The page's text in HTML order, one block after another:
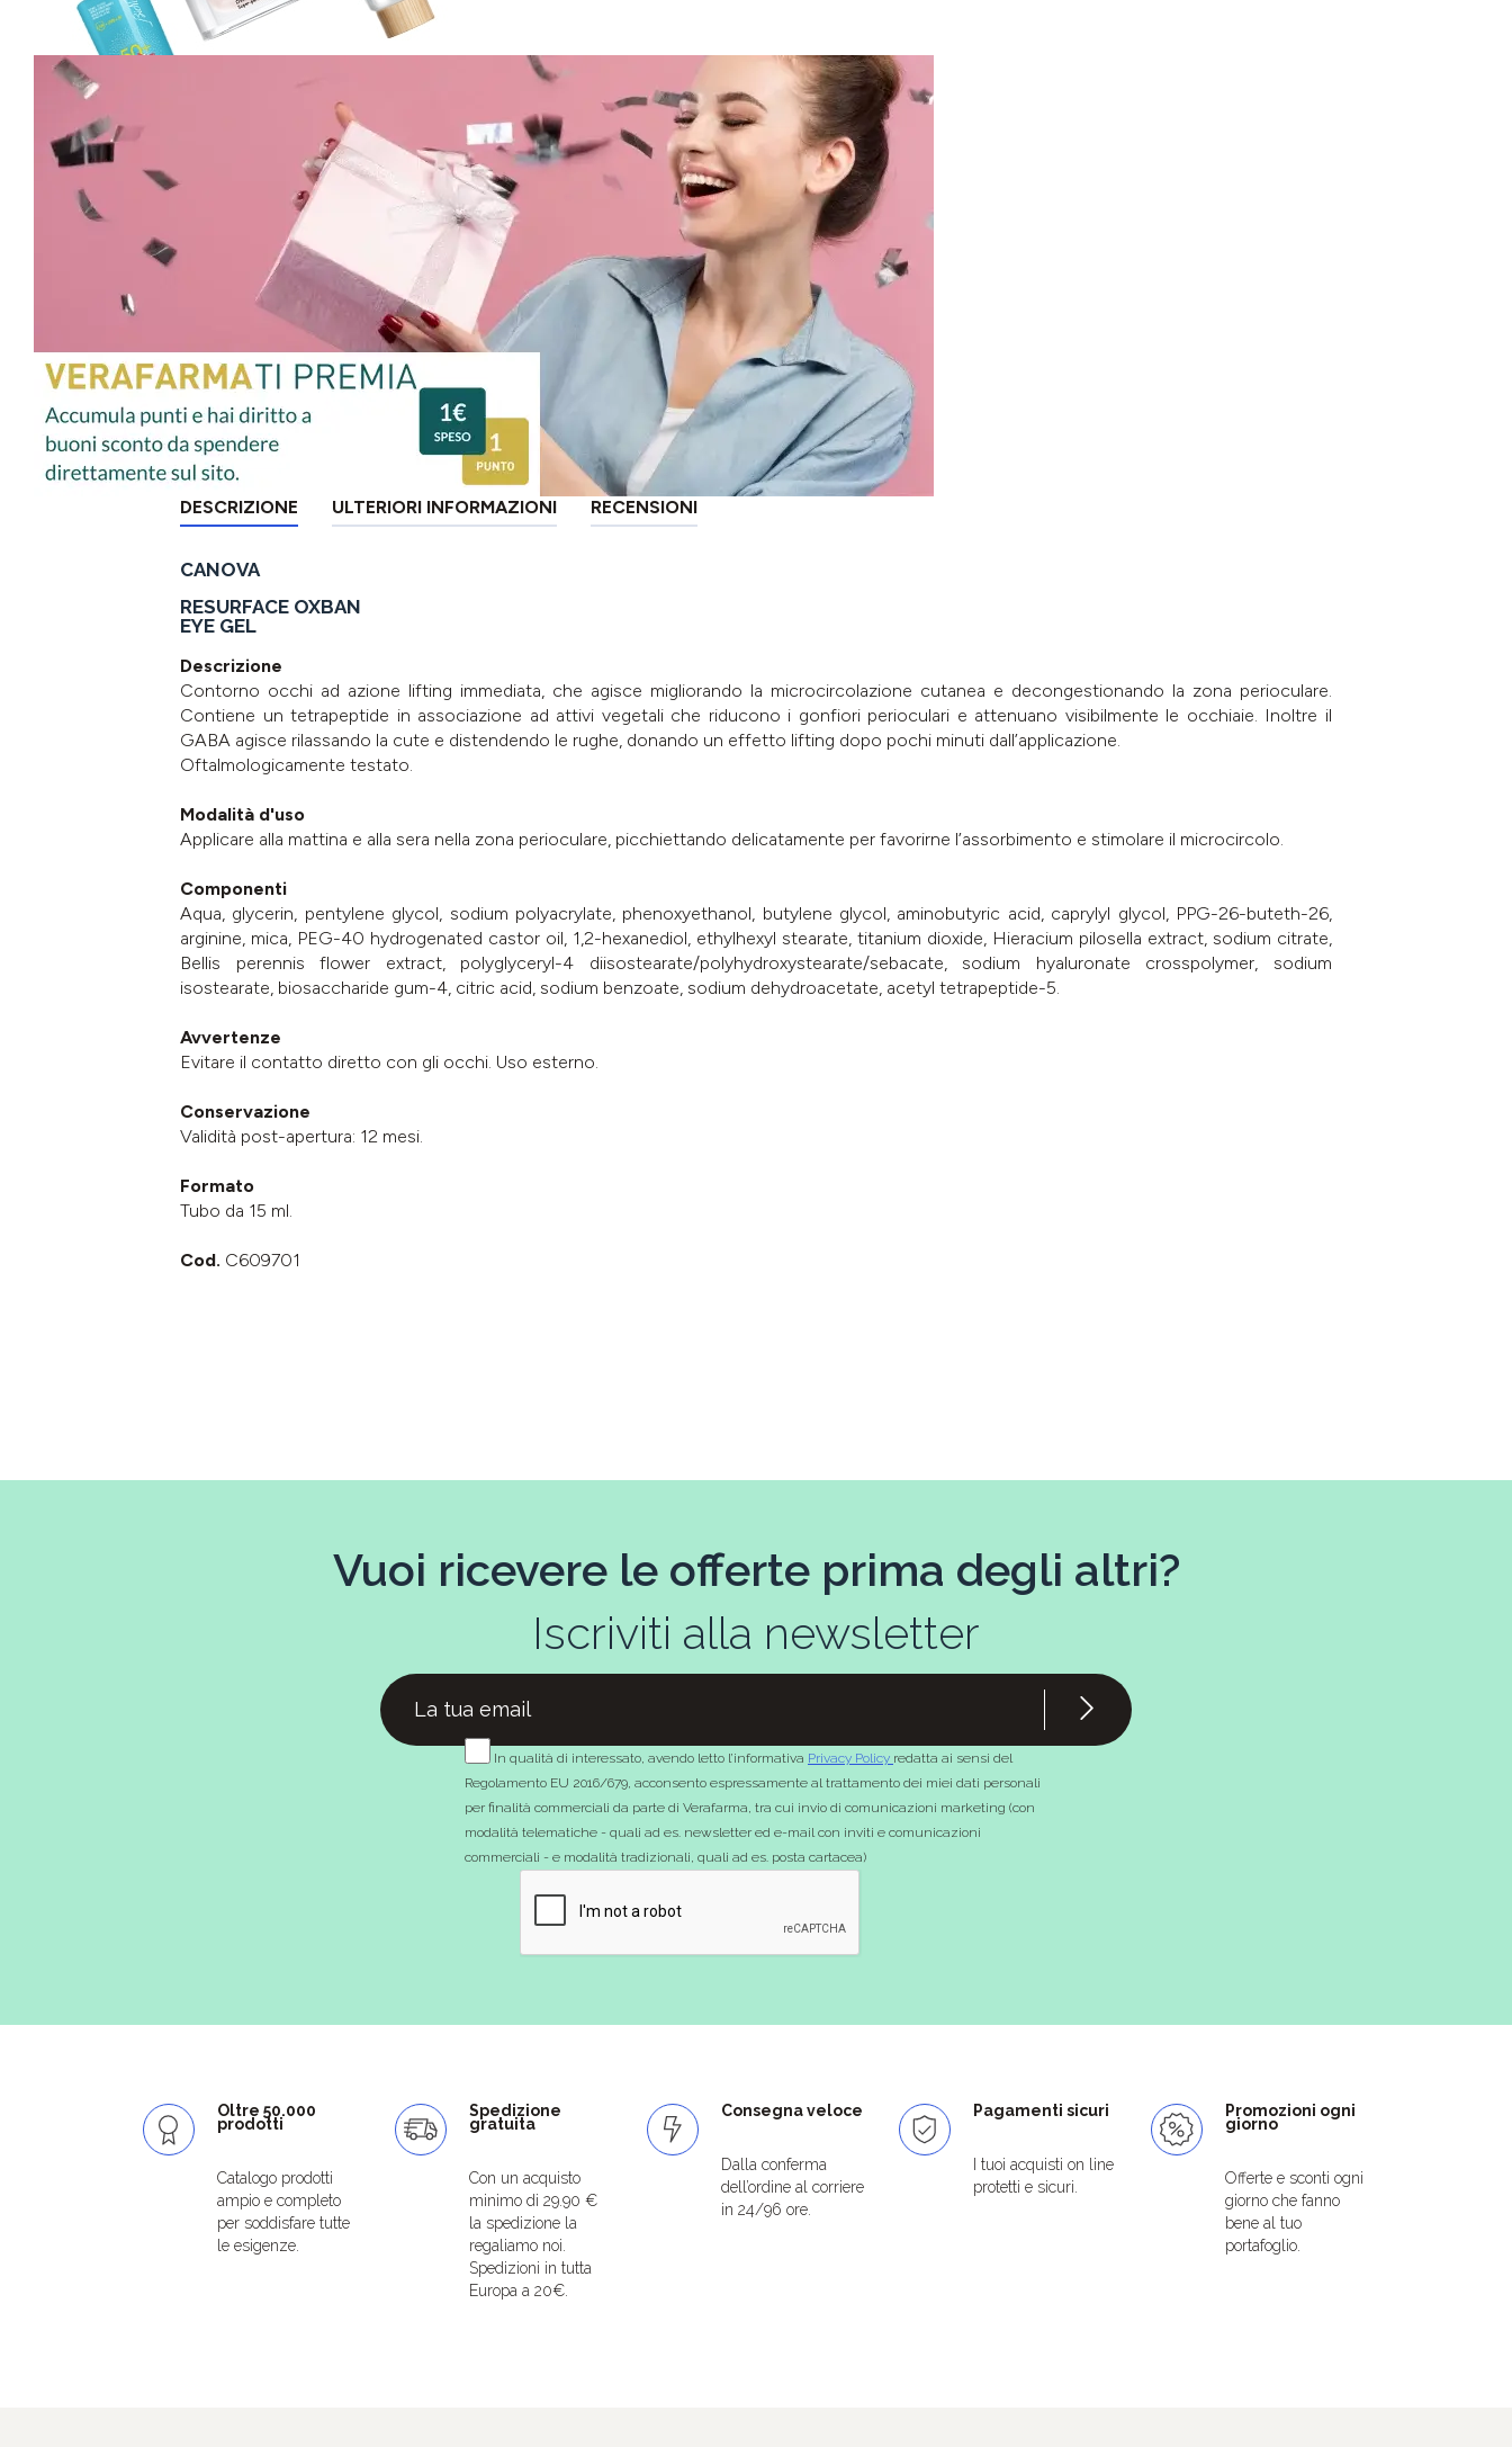
DESCRIZIONE ULTERIORI INFORMAZIONI RECENSIONI
CANOVA
RESURFACE OXBAN
EYE GEL
Descrizione
Contorno occhi ad azione lifting immediata, che agisce migliorando la microcircolazione cutanea e decongestionando la zona perioculare.
Contiene un tetrapeptide in associazione ad attivi vegetali che riducono i gonfiori perioculari e attenuano visibilmente le occhiaie. Inoltre il
GABA agisce rilassando la cute e distendendo le rughe, donando un effetto lifting dopo pochi minuti dall’applicazione.
Oftalmologicamente testato.
Modalità d'uso
Applicare alla mattina e alla sera nella zona perioculare, picchiettando delicatamente per favorirne l’assorbimento e stimolare il microcircolo.
Componenti
Aqua, glycerin, pentylene glycol, sodium polyacrylate, phenoxyethanol, butylene glycol, aminobutyric acid, caprylyl glycol, PPG-26-buteth-26,
arginine, mica, PEG-40 hydrogenated castor oil, 1,2-hexanediol, ethylhexyl stearate, titanium dioxide, Hieracium pilosella extract, sodium citrate,
Bellis perennis flower extract, polyglyceryl-4 diisostearate/polyhydroxystearate/sebacate, sodium hyaluronate crosspolymer, sodium
isostearate, biosaccharide gum-4, citric acid, sodium benzoate, sodium dehydroacetate, acetyl tetrapeptide-5.
Avvertenze
Evitare il contatto diretto con gli occhi. Uso esterno.
Conservazione
Validità post-apertura: 12 mesi.
Formato
Tubo da 15 ml.
Cod. C609701
Vuoi ricevere le offerte prima degli altri?
Iscriviti alla newsletter
In qualità di interessato, avendo letto l’informativa Privacy Policy redatta ai sensi del
Regolamento EU 2016/679, acconsento espressamente al trattamento dei miei dati personali
per finalità commerciali da parte di Verafarma, tra cui invio di comunicazioni marketing (con
modalità telematiche - quali ad es. newsletter ed e-mail con inviti e comunicazioni
commerciali - e modalità tradizionali, quali ad es. posta cartacea)
Oltre 50.000
prodotti
Catalogo prodotti
ampio e completo
per soddisfare tutte
le esigenze.
Spedizione
gratuita
Con un acquisto
minimo di 29.90 €
la spedizione la
regaliamo noi.
Spedizioni in tutta
Europa a 20€.
Consegna veloce
Dalla conferma
dell’ordine al corriere
in 24/96 ore.
Pagamenti sicuri
I tuoi acquisti on line
protetti e sicuri.
Promozioni ogni
giorno
Offerte e sconti ogni
giorno che fanno
bene al tuo
portafoglio.